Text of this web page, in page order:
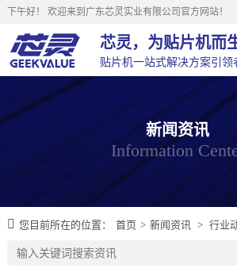
下午好！ 欢迎来到广东芯灵实业有限公司官方网站！
芯灵，为贴片机而
贴片机一站式解决方案引领
新闻资讯
Information
您目前所在的位置： 首页 > 新闻资讯 > 行业